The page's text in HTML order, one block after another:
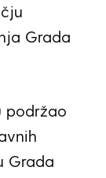
Grada
podržao
Grada